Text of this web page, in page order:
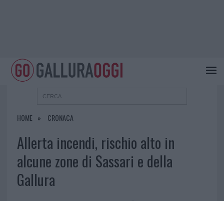
HOME CRONACA
Allerta incendi, rischio alto in
alcune zone di Sassari e della
Gallura